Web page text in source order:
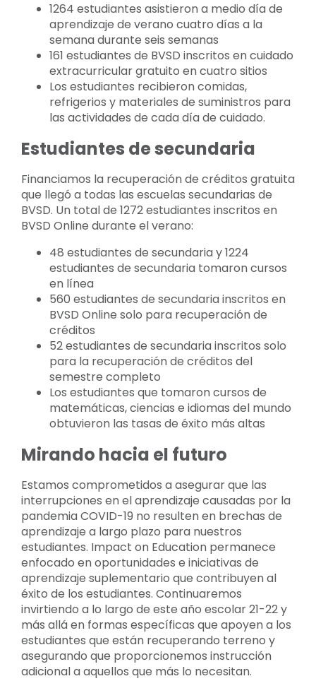
1264 estudiantes asistieron a medio día de
aprendizaje de verano cuatro días a la
semana durante seis semanas
161 estudiantes de BVSD inscritos en cuidado
extracurricular gratuito en cuatro sitios
Los estudiantes recibieron comidas,
refrigerios y materiales de suministros para
las actividades de cada día de cuidado.
Estudiantes de secundaria
Financiamos la recuperación de créditos gratuita
que llegó a todas las escuelas secundarias de
BVSD. Un total de 1272 estudiantes inscritos en
BVSD Online durante el verano:
48 estudiantes de secundaria y 1224
estudiantes de secundaria tomaron cursos
en línea
560 estudiantes de secundaria inscritos en
BVSD Online solo para recuperación de
créditos
52 estudiantes de secundaria inscritos solo
para la recuperación de créditos del
semestre completo
Los estudiantes que tomaron cursos de
matemáticas, ciencias e idiomas del mundo
obtuvieron las tasas de éxito más altas
Mirando hacia el futuro
Estamos comprometidos a asegurar que las
interrupciones en el aprendizaje causadas por la
pandemia COVID-19 no resulten en brechas de
aprendizaje a largo plazo para nuestros
estudiantes. Impact on Education permanece
enfocado en oportunidades e iniciativas de
aprendizaje suplementario que contribuyen al
éxito de los estudiantes. Continuaremos
invirtiendo a lo largo de este año escolar 21-22 y
más allá en formas específicas que apoyen a los
estudiantes que están recuperando terreno y
asegurando que proporcionemos instrucción
adicional a aquellos que más lo necesitan.